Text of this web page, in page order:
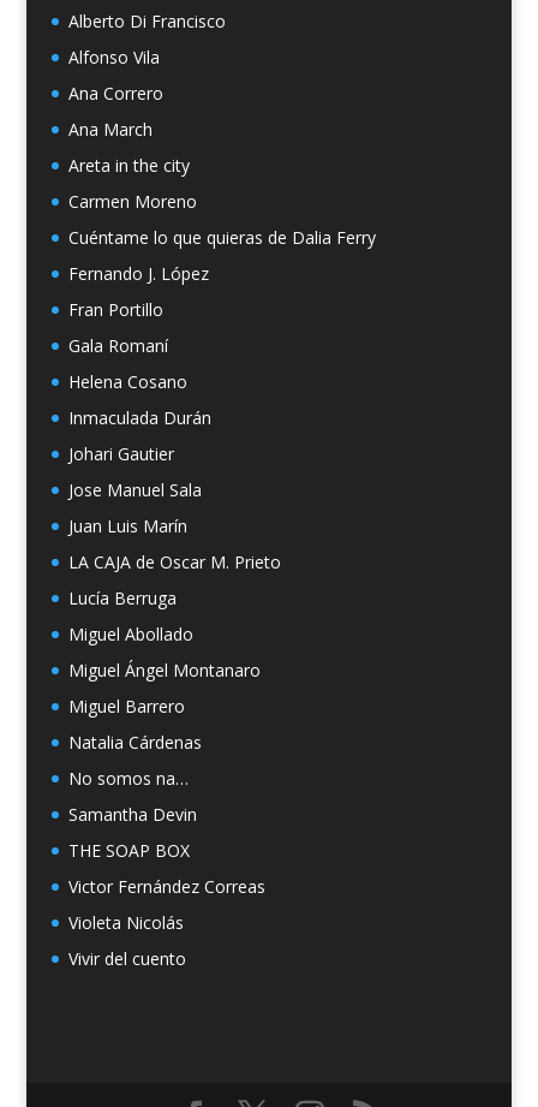
Alberto Di Francisco
Alfonso Vila
Ana Correro
Ana March
Areta in the city
Carmen Moreno
Cuéntame lo que quieras de Dalia Ferry
Fernando J. López
Fran Portillo
Gala Romaní
Helena Cosano
Inmaculada Durán
Johari Gautier
Jose Manuel Sala
Juan Luis Marín
LA CAJA de Oscar M. Prieto
Lucía Berruga
Miguel Abollado
Miguel Ángel Montanaro
Miguel Barrero
Natalia Cárdenas
No somos na…
Samantha Devin
THE SOAP BOX
Victor Fernández Correas
Violeta Nicolás
Vivir del cuento